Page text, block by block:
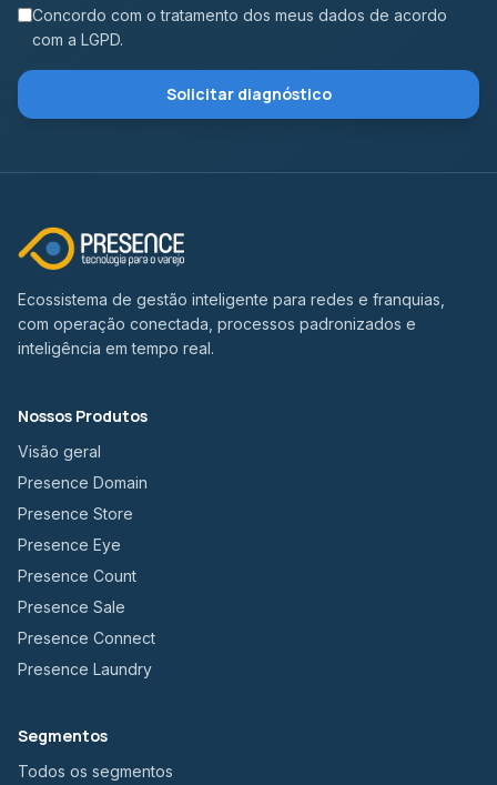
Concordo com o tratamento dos meus dados de acordo
com a LGPD.
Solicitar diagnóstico
Ecossistema de gestão inteligente para redes e franquias,
com operação conectada, processos padronizados e
inteligência em tempo real.
Nossos Produtos
Visão geral
Presence Domain
Presence Store
Presence Eye
Presence Count
Presence Sale
Presence Connect
Presence Laundry
Segmentos
Todos os segmentos